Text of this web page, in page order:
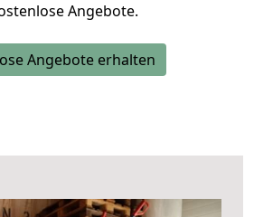
Angebote.
Angebote erhalten